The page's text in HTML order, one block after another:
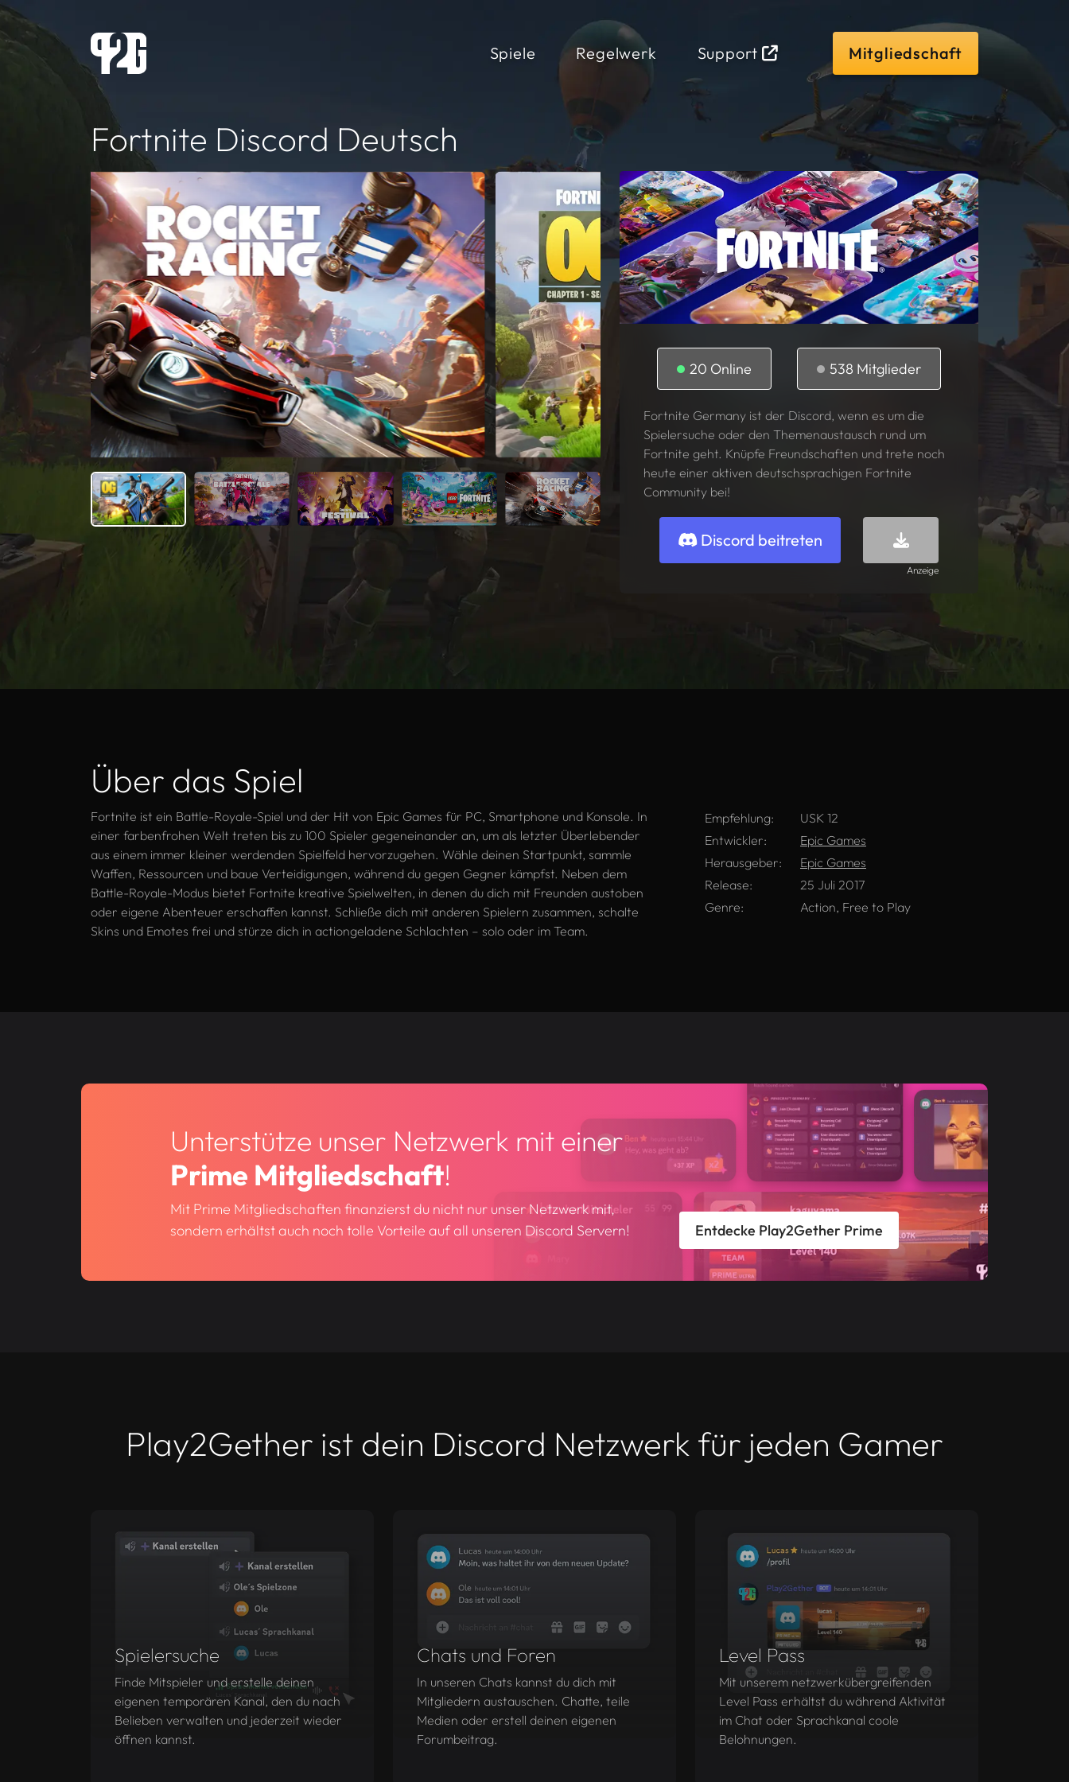
Spiele Regelwerk Support Mitgliedschaft
Fortnite Discord Deutsch
20 Online 538 Mitglieder
Fortnite Germany ist der Discord, wenn es um die
Spielersuche oder den Themenaustausch rund um
Fortnite geht. Knüpfe Freundschaften und trete noch
heute einer aktiven deutschsprachigen Fortnite
Community bei!
Discord beitreten Fortnite bei Epic Games herunterladen
Anzeige
Über das Spiel
Fortnite ist ein Battle-Royale-Spiel und der Hit von Epic Games für PC, Smartphone und Konsole. In
einer farbenfrohen Welt treten bis zu 100 Spieler gegeneinander an, um als letzter Überlebender
aus einem immer kleiner werdenden Spielfeld hervorzugehen. Wähle deinen Startpunkt, sammle
Waffen, Ressourcen und baue Verteidigungen, während du gegen Gegner kämpfst. Neben dem
Battle-Royale-Modus bietet Fortnite kreative Spielwelten, in denen du dich mit Freunden austoben
oder eigene Abenteuer erschaffen kannst. Schließe dich mit anderen Spielern zusammen, schalte
Skins und Emotes frei und stürze dich in actiongeladene Schlachten – solo oder im Team.
Empfehlung:
USK 12
Entwickler:
Epic Games
Herausgeber:
Epic Games
Release:
25 Juli 2017
Genre:
Action, Free to Play
Unterstütze unser Netzwerk mit einer
Prime Mitgliedschaft!
Mit Prime Mitgliedschaften finanzierst du nicht nur unser Netzwerk mit,
sondern erhältst auch noch tolle Vorteile auf all unseren Discord Servern!
Entdecke Play2Gether Prime
Play2Gether ist dein Discord Netzwerk für jeden Gamer
Spielersuche
Finde Mitspieler und erstelle deinen
eigenen temporären Kanal, den du nach
Belieben verwalten und jederzeit wieder
öffnen kannst.
Chats und Foren
In unseren Chats kannst du dich mit
Mitgliedern austauschen. Chatte, teile
Medien oder erstell deinen eigenen
Forumbeitrag.
Level Pass
Mit unserem netzwerkübergreifenden
Level Pass erhältst du während Aktivität
im Chat oder Sprachkanal coole
Belohnungen.